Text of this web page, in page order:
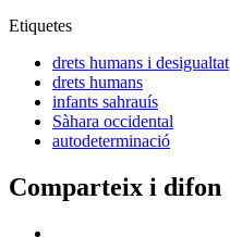
Etiquetes
drets humans i desigualtat
drets humans
infants sahrauís
Sàhara occidental
autodeterminació
Comparteix i difon